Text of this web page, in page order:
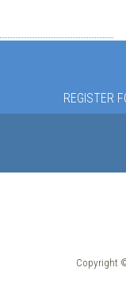
REGISTER
Copyright